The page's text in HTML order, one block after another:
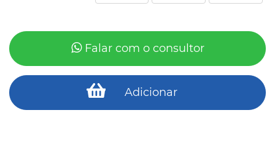
Falar com o consultor
Adicionar